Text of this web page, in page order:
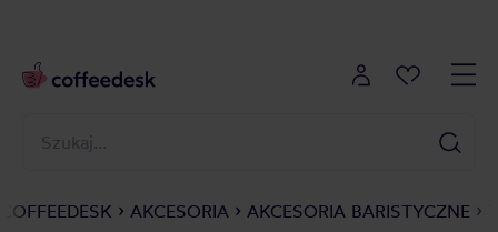
COFFEEDESK AKCESORIA AKCESORIA BARISTYCZNE